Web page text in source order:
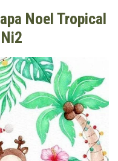
Noel Tropical